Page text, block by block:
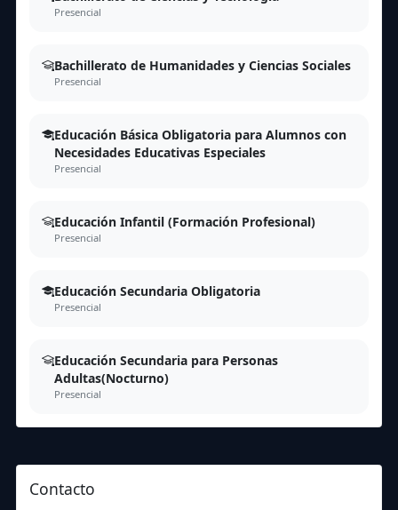
Presencial
Bachillerato de Humanidades y Ciencias Sociales
Presencial
Educación Básica Obligatoria para Alumnos con
Necesidades Educativas Especiales
Presencial
Educación Infantil (Formación Profesional)
Presencial
Educación Secundaria Obligatoria
Presencial
Educación Secundaria para Personas
Adultas(Nocturno)
Presencial
Contacto